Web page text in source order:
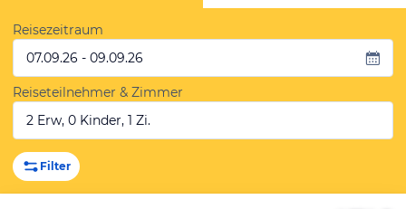
Reisezeitraum
07.09.26 - 09.09.26
Reiseteilnehmer & Zimmer
2 Erw, 0 Kinder, 1 Zi.
Filter